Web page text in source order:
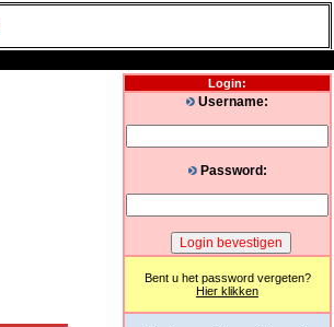
Login:
Username:
Password:
Bent u het password vergeten?
Hier klikken